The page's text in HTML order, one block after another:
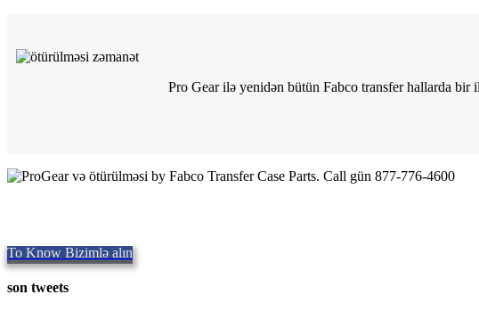
Pro Gear ilə yenidən bütün Fabco transfer hallarda
To Know Bizimlə alın
son tweets